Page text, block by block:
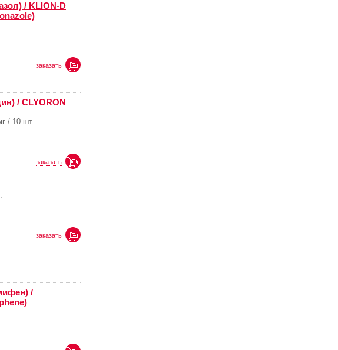
/ KLION-D
заказать
/ CLYORON
/ 10 шт.
заказать
заказать
/